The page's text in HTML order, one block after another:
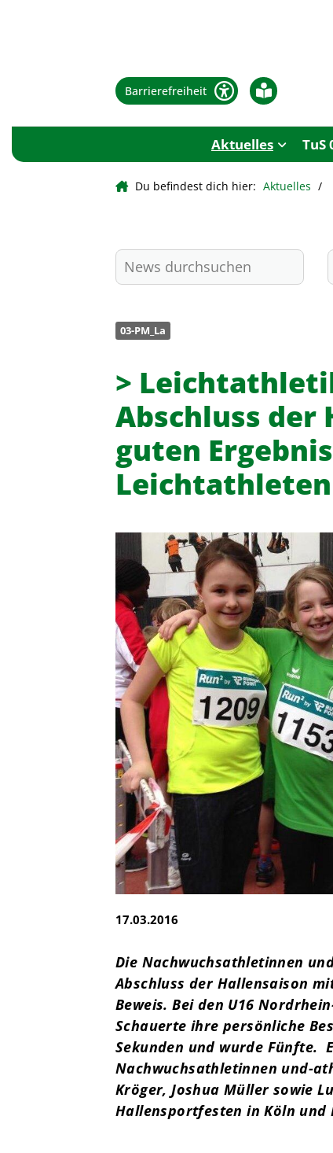
Barrierefreiheit
Aktuelles TuS
Du befindest dich hier: Aktuelles
03-PM_La
>
Abschluss der
guten
Leichtathleten
17.03.2016
Die Nachwuchsathletinnen
Abschluss der Hallensaison
Beweis. Bei den U16
Schauerte ihre persönliche
Sekunden und wurde Fünfte.
Nachwuchsathletinnen und-
Kröger, Joshua Müller sowie
Hallensportfesten in Köln und
Turn- und Sportverein 08
e.V.
Brandsheide 30
40885 Ratingen
Deutschland
T: 0 21 02 74 00 50
E: mail@tus08lintorf.de